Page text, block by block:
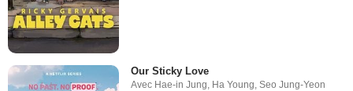
Our Sticky Love
Avec Hae-in Jung Ha Young ,Seo Jung-Yeon